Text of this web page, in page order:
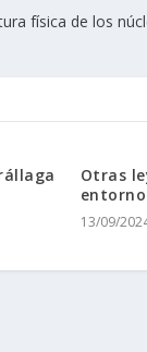
física de los
Otras
13/09/